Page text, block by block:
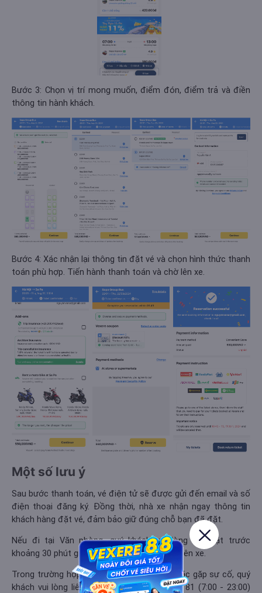
Bước 3: Chọn vị trí mong muốn, điểm đón, điểm trả và điền
thông tin hành khách.
Bước 4: Xác nhận lại thông tin đặt vé và chọn hình thức thanh
toán phù hợp. Tiến hành thanh toán và chờ lên xe.
Một số lưu ý
Sau bước thanh toán, vé điện tử sẽ được gửi đến email và số
điện thoại đăng ký. Đồng thời, nhà xe nhận ngay thông tin
khách hàng đặt vé, đảm bảo giữ đúng chỗ bạn đã đặt.
Nếu đi tại Văn phòng, quý khách vui lòng có mặt trước
khoảng 30 phút giờ xe xuất bến để chuẩn bị lên xe.
Trong trường hợp có thay đổi thông tin hoặc gặp sự cố, quý
khách vui lòng liên hệ tổng đài 1900 96 96 81 (7:00 - 23:00)